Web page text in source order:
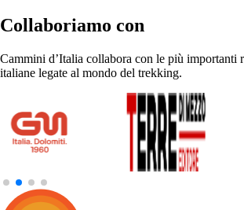
Collaboriamo con
Cammini d’Italia collabora con le più importanti
italiane legate al mondo del trekking.